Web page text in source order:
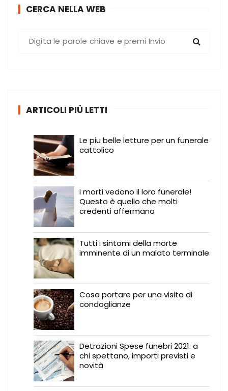
CERCA NELLA WEB
ARTICOLI PIÙ LETTI
Le piu belle letture per un funerale
cattolico
I morti vedono il loro funerale!
Questo è quello che molti
credenti affermano
Tutti i sintomi della morte
imminente di un malato terminale
Cosa portare per una visita di
condoglianze
Detrazioni Spese funebri 2021: a
chi spettano, importi previsti e
novità